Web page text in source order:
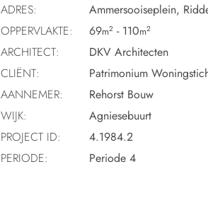
ADRES:
Ammersooiseplein,
OPPERVLAKTE:
69m2 - 110m2
ARCHITECT:
DKV Architecten
CLIËNT:
Patrimonium
AANNEMER:
Rehorst Bouw
WIJK:
Agniesebuurt
PROJECT ID:
4.1984.2
PERIODE:
Periode 4